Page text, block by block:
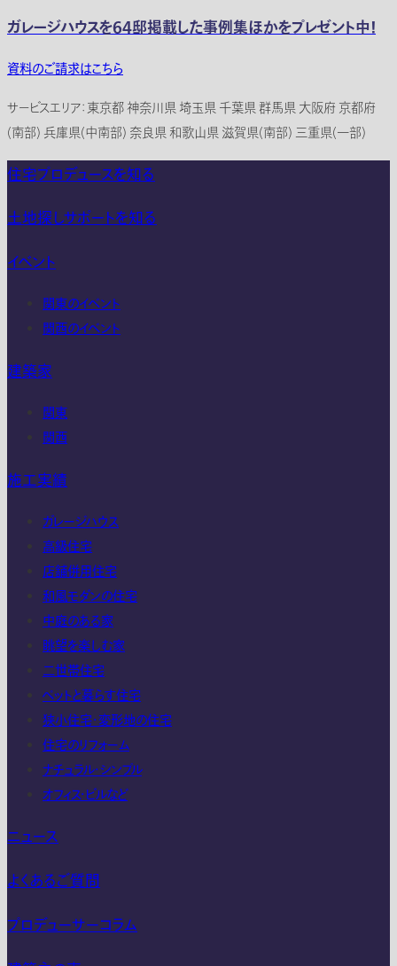
ガレージハウスを64邸掲載した事例集ほかをプレゼント中！
資料のご請求はこちら
サービスエリア：東京都 神奈川県 埼玉県 千葉県 群馬県 大阪府 京都府
(南部) 兵庫県(中南部) 奈良県 和歌山県 滋賀県(南部) 三重県(一部)
住宅プロデュースを知る
土地探しサポートを知る
イベント
関東のイベント
関西のイベント
建築家
関東
関西
施工実績
ガレージハウス
高級住宅
店舗併用住宅
和風モダンの住宅
中庭のある家
眺望を楽しむ家
二世帯住宅
ペットと暮らす住宅
狭小住宅・変形地の住宅
住宅のリフォーム
ナチュラル・シンプル
オフィス・ビルなど
ニュース
よくあるご質問
プロデューサーコラム